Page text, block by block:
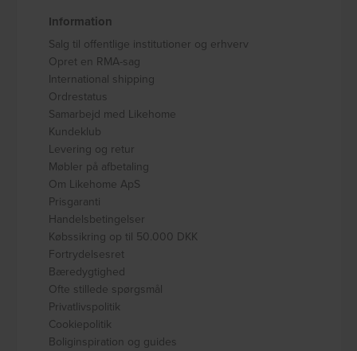
Information
Salg til offentlige institutioner og erhverv
Opret en RMA-sag
International shipping
Ordrestatus
Samarbejd med Likehome
Kundeklub
Levering og retur
Møbler på afbetaling
Om Likehome ApS
Prisgaranti
Handelsbetingelser
Købssikring op til 50.000 DKK
Fortrydelsesret
Bæredygtighed
Ofte stillede spørgsmål
Privatlivspolitik
Cookiepolitik
Boliginspiration og guides